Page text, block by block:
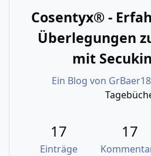
Cosentyx® -
Überlegungen
mit
Ein Blog von
17
Einträge
17